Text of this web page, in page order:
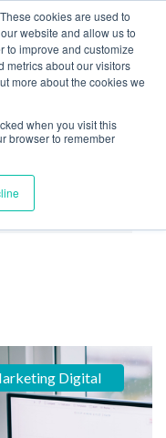
cookies are used to
website and allow us to
to improve and customize
metrics about our visitors
more about the cookies we
when you visit this
browser to remember
Vendas
Digital